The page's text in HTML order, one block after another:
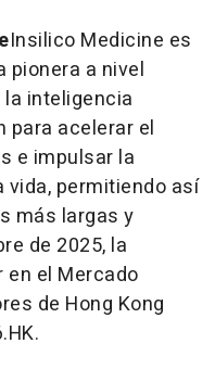
Insilico Medicine es
pionera a nivel
inteligencia
acelerar el
e impulsar la
vida, permitiendo así
más largas y
de 2025, la
el Mercado
de Hong Kong